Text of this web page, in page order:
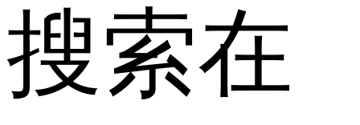
搜索在